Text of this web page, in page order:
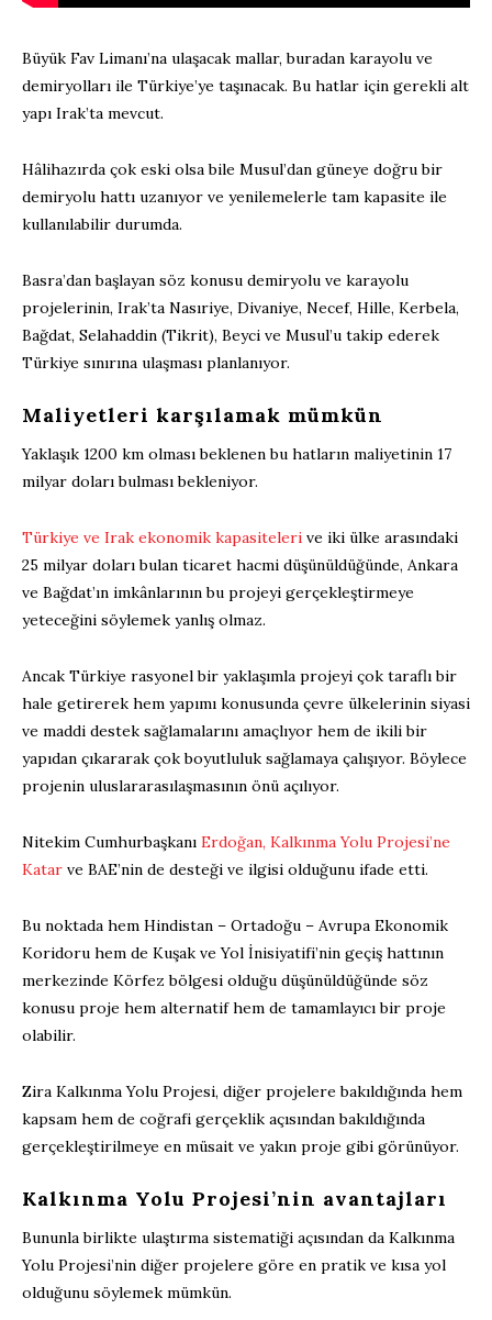
Büyük Fav Limanı’na ulaşacak mallar, buradan karayolu ve
demiryolları ile Türkiye’ye taşınacak. Bu hatlar için gerekli alt
yapı Irak’ta mevcut.
Hâlihazırda çok eski olsa bile Musul’dan güneye doğru bir
demiryolu hattı uzanıyor ve yenilemelerle tam kapasite ile
kullanılabilir durumda.
Basra’dan başlayan söz konusu demiryolu ve karayolu
projelerinin, Irak’ta Nasıriye, Divaniye, Necef, Hille, Kerbela,
Bağdat, Selahaddin (Tikrit), Beyci ve Musul’u takip ederek
Türkiye sınırına ulaşması planlanıyor.
Maliyetleri karşılamak mümkün
Yaklaşık 1200 km olması beklenen bu hatların maliyetinin 17
milyar doları bulması bekleniyor.
Türkiye ve Irak ekonomik kapasiteleri ve iki ülke arasındaki
25 milyar doları bulan ticaret hacmi düşünüldüğünde, Ankara
ve Bağdat’ın imkânlarının bu projeyi gerçekleştirmeye
yeteceğini söylemek yanlış olmaz.
Ancak Türkiye rasyonel bir yaklaşımla projeyi çok taraflı bir
hale getirerek hem yapımı konusunda çevre ülkelerinin siyasi
ve maddi destek sağlamalarını amaçlıyor hem de ikili bir
yapıdan çıkararak çok boyutluluk sağlamaya çalışıyor. Böylece
projenin uluslararasılaşmasının önü açılıyor.
Nitekim Cumhurbaşkanı Erdoğan, Kalkınma Yolu Projesi’ne
Katar ve BAE’nin de desteği ve ilgisi olduğunu ifade etti.
Bu noktada hem Hindistan – Ortadoğu – Avrupa Ekonomik
Koridoru hem de Kuşak ve Yol İnisiyatifi’nin geçiş hattının
merkezinde Körfez bölgesi olduğu düşünüldüğünde söz
konusu proje hem alternatif hem de tamamlayıcı bir proje
olabilir.
Zira Kalkınma Yolu Projesi, diğer projelere bakıldığında hem
kapsam hem de coğrafi gerçeklik açısından bakıldığında
gerçekleştirilmeye en müsait ve yakın proje gibi görünüyor.
Kalkınma Yolu Projesi’nin avantajları
Bununla birlikte ulaştırma sistematiği açısından da Kalkınma
Yolu Projesi’nin diğer projelere göre en pratik ve kısa yol
olduğunu söylemek mümkün.